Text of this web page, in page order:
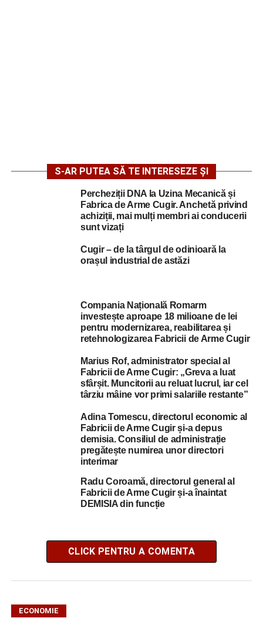
S-AR PUTEA SĂ TE INTERESEZE ȘI
Percheziții DNA la Uzina Mecanică și
Fabrica de Arme Cugir. Anchetă privind
achiziții, mai mulți membri ai conducerii
sunt vizați
Cugir – de la târgul de odinioară la
orașul industrial de astăzi
Compania Națională Romarm
investește aproape 18 milioane de lei
pentru modernizarea, reabilitarea și
retehnologizarea Fabricii de Arme Cugir
Marius Rof, administrator special al
Fabricii de Arme Cugir: „Greva a luat
sfârșit. Muncitorii au reluat lucrul, iar cel
târziu mâine vor primi salariile restante”
Adina Tomescu, directorul economic al
Fabricii de Arme Cugir și-a depus
demisia. Consiliul de administrație
pregătește numirea unor directori
interimar
Radu Coroamă, directorul general al
Fabricii de Arme Cugir și-a înaintat
DEMISIA din funcție
CLICK PENTRU A COMENTA
ECONOMIE